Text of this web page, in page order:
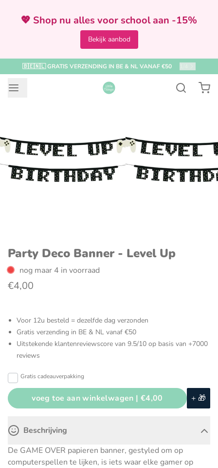
💖 Shop nu alles voor school aan -15%
Bekijk aanbod
🇧🇪🇳🇱 GRATIS VERZENDING IN BE & NL VANAF €50 2/4
Party Deco Banner - Level Up
nog maar 4 in voorraad
€4,00
Voor 12u besteld = dezelfde dag verzonden
Gratis verzending in BE & NL vanaf €50
Uitstekende klantenreviewscore van 9.5/10 op basis van +7000
reviews
Gratis cadeauverpakking
voeg toe aan winkelwagen | €4,00 + 🎁
Beschrijving
De GAME OVER papieren banner, gestyled om op
computerspellen te lijken, is iets waar elke gamer op